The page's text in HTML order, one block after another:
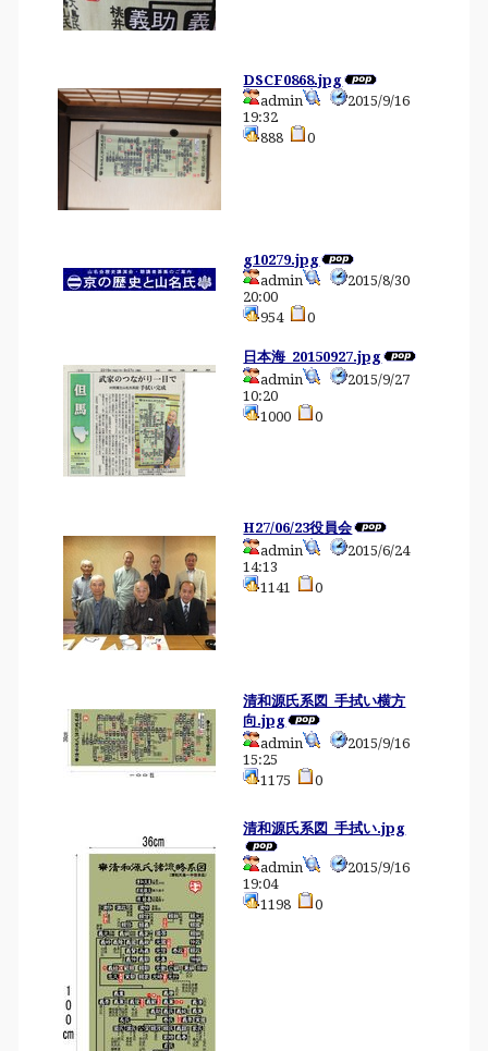
DSCF0868.jpg
admin
2015/9/16
19:32
888
0
g10279.jpg
admin
2015/8/30
20:00
954
0
日本海_20150927.jpg
admin
2015/9/27
10:20
1000
0
H27/06/23役員会
admin
2015/6/24
14:13
1141
0
清和源氏系図_手拭い横方
向.jpg
admin
2015/9/16
15:25
1175
0
清和源氏系図_手拭い.jpg
admin
2015/9/16
19:04
1198
0